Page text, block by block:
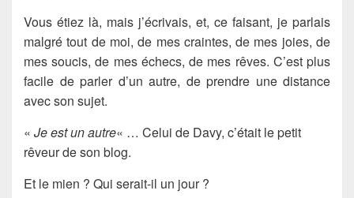
Vous étiez là, mais j’écrivais, et, ce faisant, je parlais
malgré tout de moi, de mes craintes, de mes joies, de
mes soucis, de mes échecs, de mes rêves. C’est plus
facile de parler d’un autre, de prendre une distance
avec son sujet.
« Je est un autre« … Celui de Davy, c’était le petit
rêveur de son blog.
Et le mien ? Qui serait-il un jour ?